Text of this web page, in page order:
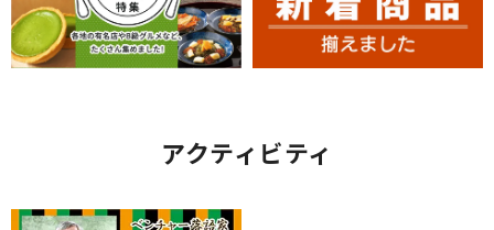
アクティビティ